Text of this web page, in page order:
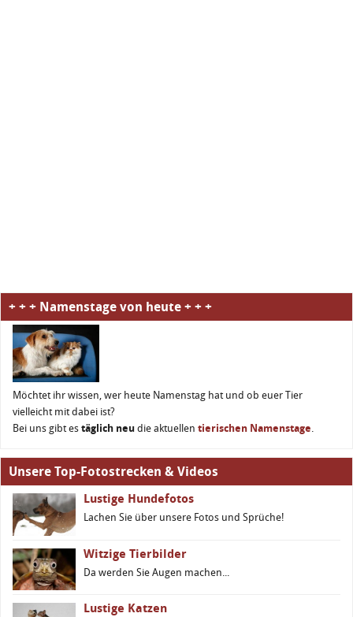
+ + + Namenstage von heute + + +
Möchtet ihr wissen, wer heute Namenstag hat und ob euer Tier
vielleicht mit dabei ist?
Bei uns gibt es täglich neu die aktuellen tierischen Namenstage.
Unsere Top-Fotostrecken & Videos
Lustige Hundefotos
Lachen Sie über unsere Fotos und Sprüche!
Witzige Tierbilder
Da werden Sie Augen machen...
Lustige Katzen